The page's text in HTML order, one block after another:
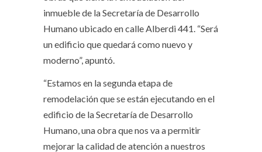
inmueble de la Secretaría de Desarrollo
Humano ubicado en calle Alberdi 441. “Será
un edificio que quedará como nuevo y
moderno”, apuntó.
“Estamos en la segunda etapa de
remodelación que se están ejecutando en el
edificio de la Secretaría de Desarrollo
Humano, una obra que nos va a permitir
mejorar la calidad de atención a nuestros